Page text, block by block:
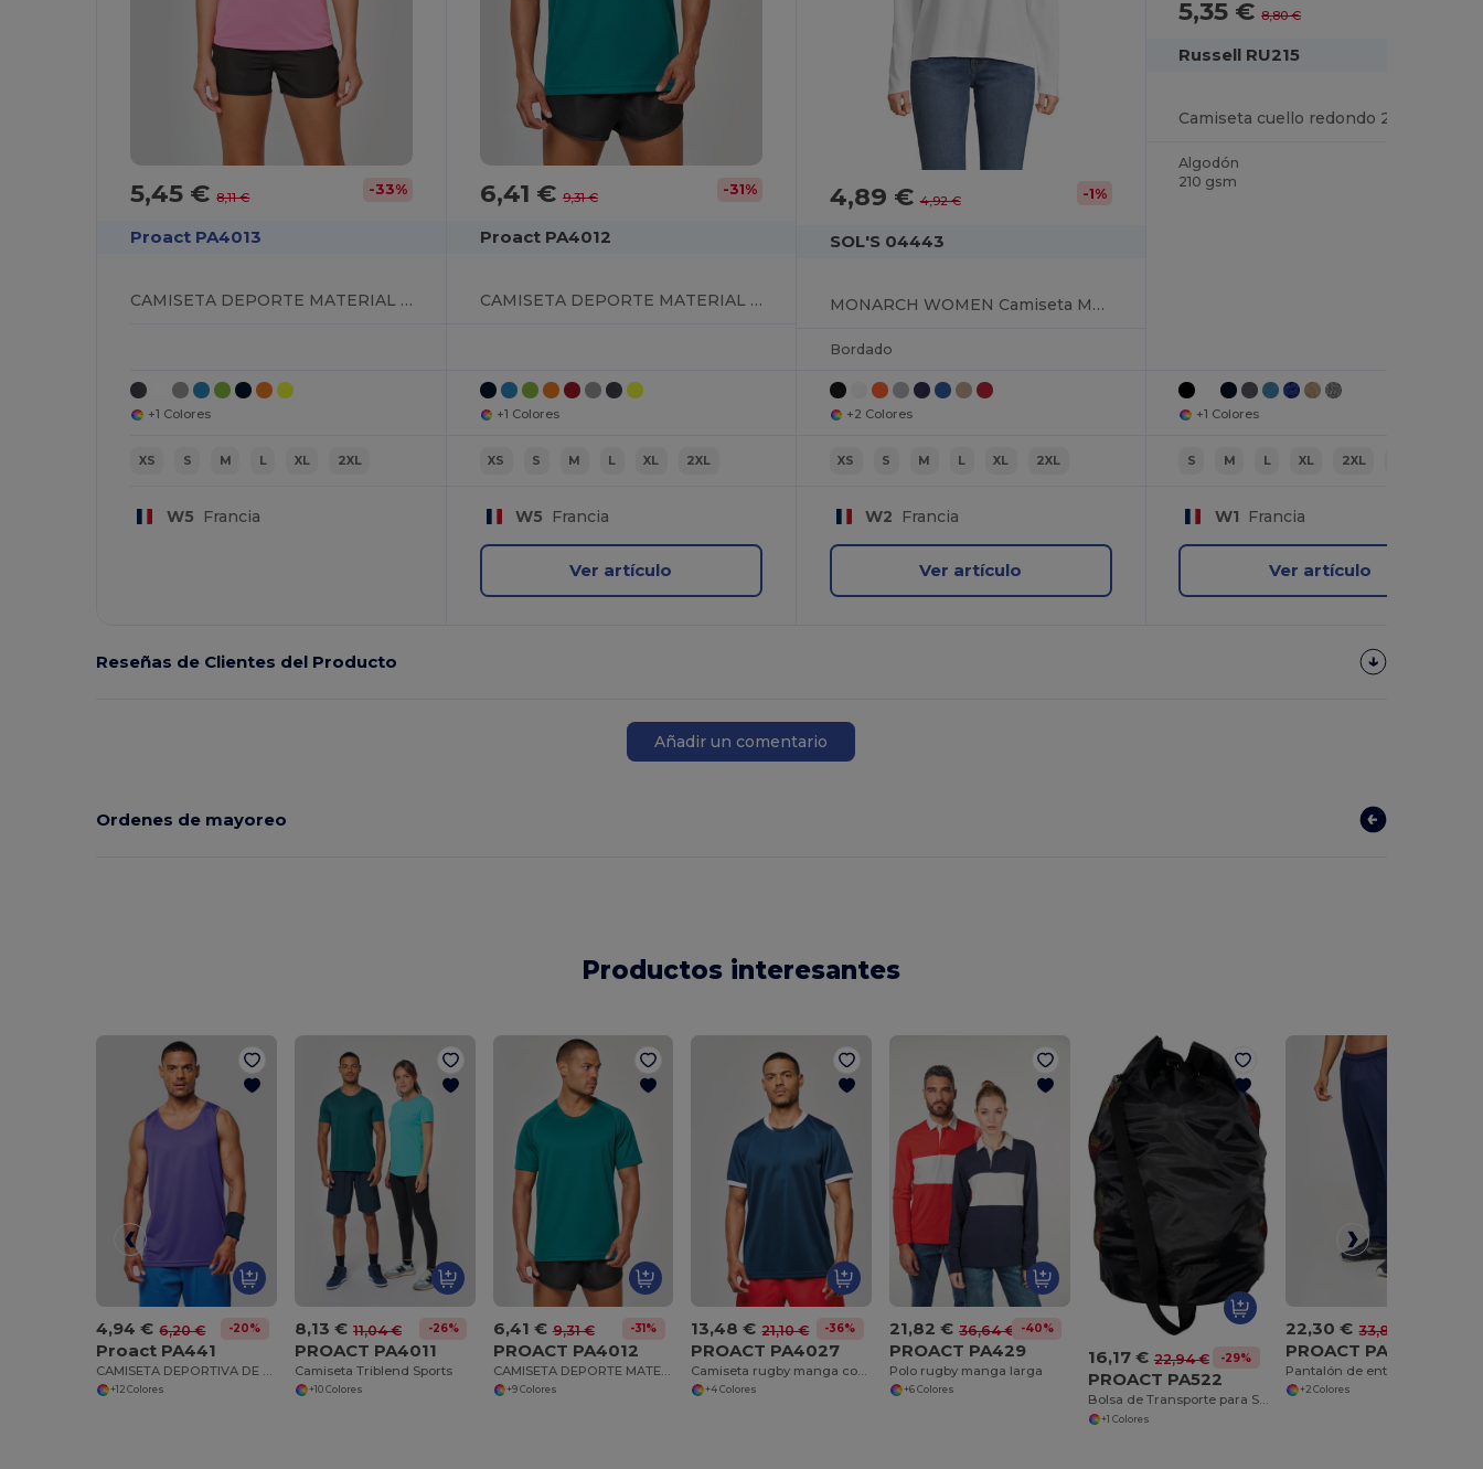
5,45 €8,11 € -33%
Proact PA4013
CAMISETA DEPORTE MATERIAL RECICLADO MUJER
+1 Colores
XS S M L XL 2XL
W5 Francia
6,41 € 9,31 € -31%
Proact PA4012
CAMISETA DEPORTE MATERIAL RECICLADO HOMBRE
+1 Colores
XS S M L XL 2XL
W5 Francia
Ver artículo
4,89 €4,92 € -1%
SOL'S 04443
MONARCH WOMEN Camiseta Mujer Cuello Redondo Manga Larga
Bordado
+2 Colores
XS S M L XL 2XL
W2 Francia
Ver artículo
5,35 €8,80 €
Russell RU215
Camiseta cuello redondo 210
Algodón
210 gsm
+1 Colores
S M L XL 2XL
W1 Francia
Ver artículo
Reseñas de Clientes del Producto
Añadir un comentario
Ordenes de mayoreo
Productos interesantes
4,94 € 6,20 € -20%
Proact PA441
CAMISETA DEPORTIVA DE TIRANTES
+12 Colores
8,13 € 11,04 € -26%
PROACT PA4011
Camiseta Triblend Sports
+10 Colores
6,41 € 9,31 € -31%
PROACT PA4012
CAMISETA DEPORTE MATERIAL RECICLADO HOMBRE
+9 Colores
13,48 € 21,10 € -36%
PROACT PA4027
Camiseta rugby manga corta unisex
+4 Colores
21,82 € 36,64 € -40%
PROACT PA429
Polo rugby manga larga
+6 Colores
16,17 € 22,94 € -29%
PROACT PA522
Bolsa de Transporte para Secado Rápido de Balones
+1 Colores
22,30 € 33,80 €
PROACT PA1042
+2 Colores